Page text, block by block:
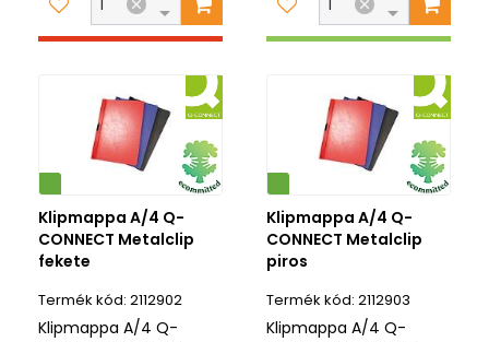
Klipmappa A/4 Q-
CONNECT Metalclip
fekete
2112902
Klipmappa A/4 Q-
Környezetbarát
Klipmappa A/4 Q-
CONNECT Metalclip
piros
2112903
Klipmappa A/4 Q-